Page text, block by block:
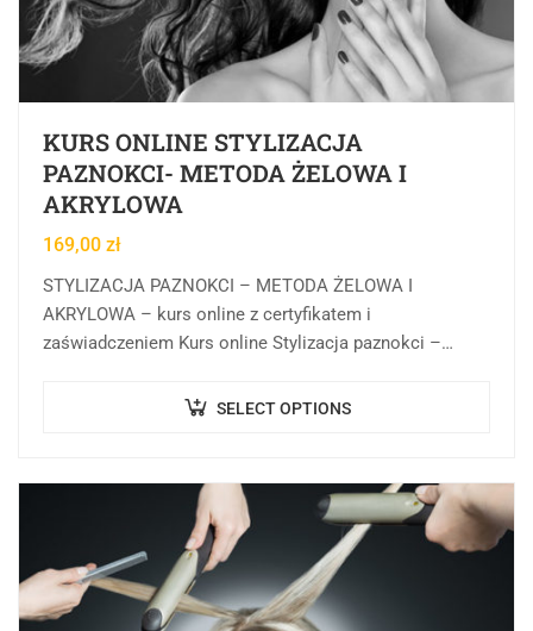
KURS ONLINE STYLIZACJA
PAZNOKCI- METODA ŻELOWA I
AKRYLOWA
169,00 zł
STYLIZACJA PAZNOKCI – METODA ŻELOWA I
AKRYLOWA – kurs online z certyfikatem i
zaświadczeniem Kurs online Stylizacja paznokci –
SELECT OPTIONS
Asystent AI
Online
🇵🇱🇬🇧🇩🇪🇺🇦🇷🇺
Cześć! 👋Jestem pomocą techniczną i
asystentem AI. Jak mogę Ci pomóc?